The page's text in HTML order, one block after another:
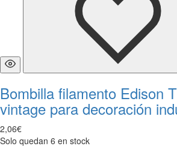
Bombilla filamento Edison
vintage para decoración
2,06€
Solo quedan 6 en stock